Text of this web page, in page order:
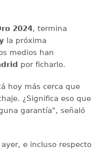
2024, termina
la próxima
medios han
por ficharlo.
hoy más cerca que
¿Significa eso que
garantía", señaló
e incluso respecto